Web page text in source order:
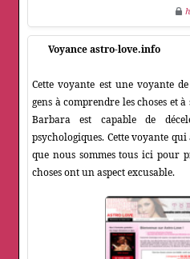
Voyance astro-love.info
Cette voyante est une voyante
gens à comprendre les choses et
Barbara est capable de
psychologiques. Cette voyante
que nous sommes tous ici pour
choses ont un aspect excusable.